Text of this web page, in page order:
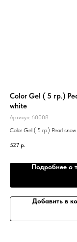
Color Gel ( 5 гр.)
white
Артикул: 60008
Color Gel ( 5 гр.) Pearl
527 р.
Подробнее о
Добавить в